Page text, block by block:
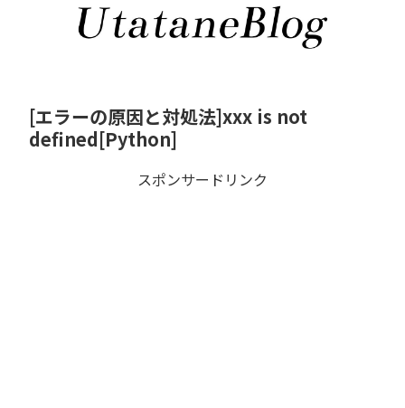
[エラーの原因と対処法]xxx is not
defined[Python]
スポンサードリンク